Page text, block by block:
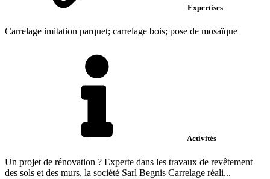
Expertises
Carrelage imitation parquet; carrelage bois; pose de mosaïque
Activités
Un projet de rénovation ? Experte dans les travaux de revêtement
des sols et des murs, la société Sarl Begnis Carrelage réali...